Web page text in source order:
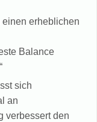
einen erheblichen
Balance
sich
an
verbessert den